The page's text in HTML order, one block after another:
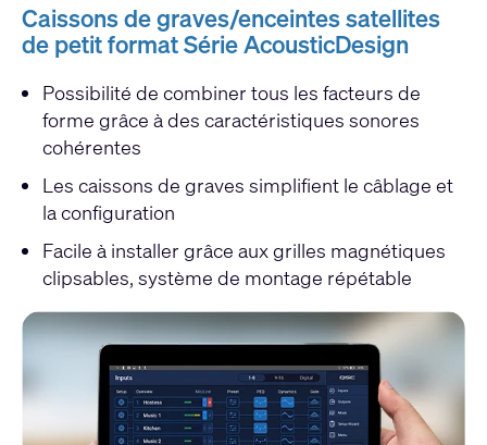
Caissons de graves/enceintes satellites
de petit format Série AcousticDesign
Possibilité de combiner tous les facteurs de
forme grâce à des caractéristiques sonores
cohérentes
Les caissons de graves simplifient le câblage et
la configuration
Facile à installer grâce aux grilles magnétiques
clipsables, système de montage répétable